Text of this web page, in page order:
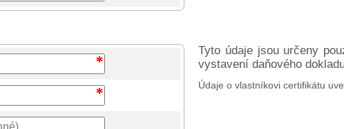
Tyto údaje jsou určeny
vystavení daňového
Údaje o vlastníkovi certifikátu